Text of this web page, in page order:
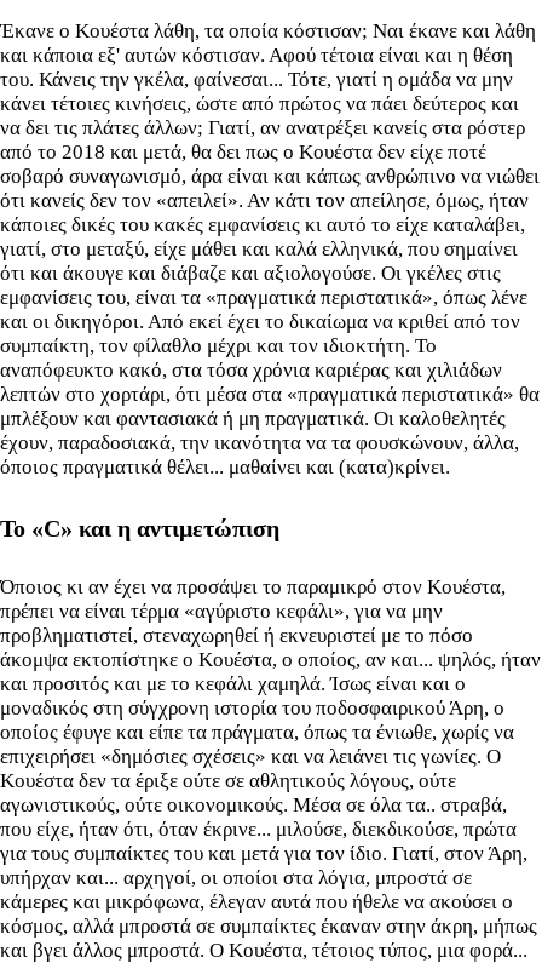
Έκανε ο Κουέστα λάθη, τα οποία κόστισαν; Ναι έκανε και λάθη
και κάποια εξ' αυτών κόστισαν. Αφού τέτοια είναι και η θέση
του. Κάνεις την γκέλα, φαίνεσαι... Τότε, γιατί η ομάδα να μην
κάνει τέτοιες κινήσεις, ώστε από πρώτος να πάει δεύτερος και
να δει τις πλάτες άλλων; Γιατί, αν ανατρέξει κανείς στα ρόστερ
από το 2018 και μετά, θα δει πως ο Κουέστα δεν είχε ποτέ
σοβαρό συναγωνισμό, άρα είναι και κάπως ανθρώπινο να νιώθει
ότι κανείς δεν τον «απειλεί». Αν κάτι τον απείλησε, όμως, ήταν
κάποιες δικές του κακές εμφανίσεις κι αυτό το είχε καταλάβει,
γιατί, στο μεταξύ, είχε μάθει και καλά ελληνικά, που σημαίνει
ότι και άκουγε και διάβαζε και αξιολογούσε. Οι γκέλες στις
εμφανίσεις του, είναι τα «πραγματικά περιστατικά», όπως λένε
και οι δικηγόροι. Από εκεί έχει το δικαίωμα να κριθεί από τον
συμπαίκτη, τον φίλαθλο μέχρι και τον ιδιοκτήτη. Το
αναπόφευκτο κακό, στα τόσα χρόνια καριέρας και χιλιάδων
λεπτών στο χορτάρι, ότι μέσα στα «πραγματικά περιστατικά» θα
μπλέξουν και φαντασιακά ή μη πραγματικά. Οι καλοθελητές
έχουν, παραδοσιακά, την ικανότητα να τα φουσκώνουν, άλλα,
όποιος πραγματικά θέλει... μαθαίνει και (κατα)κρίνει.
Το «C» και η αντιμετώπιση
Όποιος κι αν έχει να προσάψει το παραμικρό στον Κουέστα,
πρέπει να είναι τέρμα «αγύριστο κεφάλι», για να μην
προβληματιστεί, στεναχωρηθεί ή εκνευριστεί με το πόσο
άκομψα εκτοπίστηκε ο Κουέστα, ο οποίος, αν και... ψηλός, ήταν
και προσιτός και με το κεφάλι χαμηλά. Ίσως είναι και ο
μοναδικός στη σύγχρονη ιστορία του ποδοσφαιρικού Άρη, ο
οποίος έφυγε και είπε τα πράγματα, όπως τα ένιωθε, χωρίς να
επιχειρήσει «δημόσιες σχέσεις» και να λειάνει τις γωνίες. Ο
Κουέστα δεν τα έριξε ούτε σε αθλητικούς λόγους, ούτε
αγωνιστικούς, ούτε οικονομικούς. Μέσα σε όλα τα.. στραβά,
που είχε, ήταν ότι, όταν έκρινε... μιλούσε, διεκδικούσε, πρώτα
για τους συμπαίκτες του και μετά για τον ίδιο. Γιατί, στον Άρη,
υπήρχαν και... αρχηγοί, οι οποίοι στα λόγια, μπροστά σε
κάμερες και μικρόφωνα, έλεγαν αυτά που ήθελε να ακούσει ο
κόσμος, αλλά μπροστά σε συμπαίκτες έκαναν στην άκρη, μήπως
και βγει άλλος μπροστά. Ο Κουέστα, τέτοιος τύπος, μια φορά...